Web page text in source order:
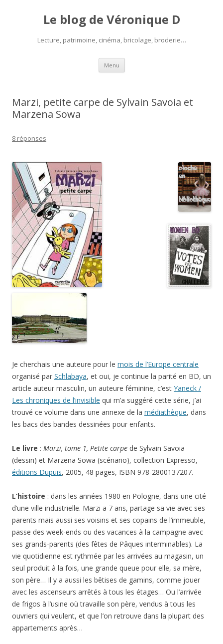
Le blog de Véronique D
Lecture, patrimoine, cinéma, bricolage, broderie…
Menu Aller
contenu
Marzi, petite carpe de Sylvain Savoia et
Marzena Sowa
8 réponses
Je cherchais une auteure pour le mois de l’Europe centrale
organisé par Schlabaya, et oui, je continue la parité en BD, un
article auteur masculin, un auteure féminine, c’est Yaneck /
Les chroniques de l’invisible qui m’a suggéré cette série, j’ai
trouvé ce volume dans une annexe de la médiathèque, dans
les bacs des bandes dessinées pour enfants.
Le livre : Marzi, tome 1, Petite carpe de Sylvain Savoia
(dessin) et Marzena Sowa (scénario), collection Expresso,
éditions Dupuis, 2005, 48 pages, ISBN 978-2800137207.
L’histoire : dans les années 1980 en Pologne, dans une cité
d’une ville industrielle. Marzi a 7 ans, partage sa vie avec ses
parents mais aussi ses voisins et ses copains de l’immeuble,
passe des week-ends ou des vacances à la campagne avec
ses grands-parents (des fêtes de Pâques interminables). La
vie quotidienne est rythmée par les arrivées au magasin, un
seul produit à la fois, une grande queue pour elle, sa mère,
son père… Il y a aussi les bêtises de gamins, comme jouer
avec les ascenseurs arrêtés à tous les étages… Ou l’arrivée
de frigos à l’usine où travaille son père, vendus à tous les
ouvriers qui veulent, et que l’on retrouve dans la plupart des
appartements après…